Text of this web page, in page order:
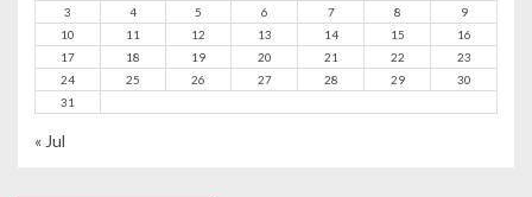
3
4 5 6 7 8
9
10
11 12 13 14 15
16
17
18 19 20 21 22
23
24
25 26 27 28 29
30
31
« Jul